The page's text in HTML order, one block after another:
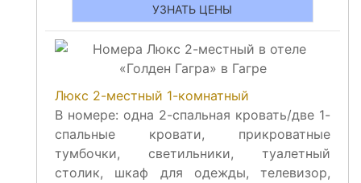
УЗНАТЬ ЦЕНЫ
Люкс 2-местный 1-комнатный
В номере: одна 2-спальная кровать/две 1-
спальные кровати, прикроватные
тумбочки, светильники, туалетный
столик, шкаф для одежды, телевизор,